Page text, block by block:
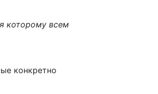
которому всем
конкретно